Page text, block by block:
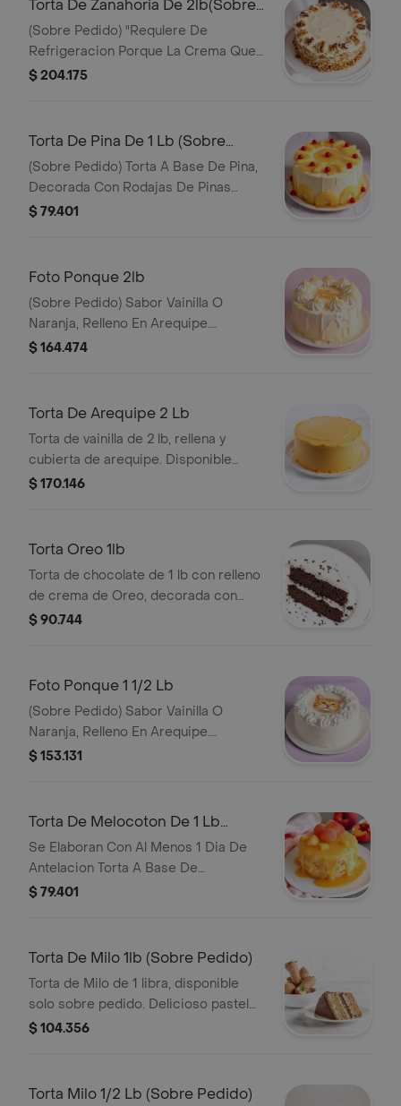
Torta De Zanahoria De 2lb(Sobre
Pedido)
(Sobre Pedido) "Requlere De
Refrigeracion Porque La Crema Que
Lleva Es A Base De Queso Crema"
Glaseado De Queso Crema Y Nueces
$ 204.175
Torta De Pina De 1 Lb (Sobre
Pedido)
(Sobre Pedido) Torta A Base De Pina,
Decorada Con Rodajas De Pinas
Caramelizadas Y Cerezas
$ 79.401
Foto Ponque 2lb
(Sobre Pedido) Sabor Vainilla O
Naranja, Relleno En Arequipe.
Cubierta En Crema Merengue Imagen
Imagen Que Nos Indiques Y Los
Colores De Crema Que Nos Indiques.
$ 164.474
Torta De Arequipe 2 Lb
Torta de vainilla de 2 lb, rellena y
cubierta de arequipe. Disponible
sobre pedido.
$ 170.146
Torta Oreo 1lb
Torta de chocolate de 1 lb con relleno
de crema de Oreo, decorada con
trozos de galleta.
$ 90.744
Foto Ponque 1 1/2 Lb
(Sobre Pedido) Sabor Vainilla O
Naranja, Relleno En Arequipe.
Cubierta En Crema Merengue Imagen
Imagen Que Nos Indiques Y Los
$ 153.131
Torta De Melocoton De 1 Lb
(Sobre Pedido)
Se Elaboran Con Al Menos 1 Dia De
Antelacion Torta A Base De
Melocoton, Trocitos De Melocoton,
$ 79.401
Torta De Milo 1lb (Sobre Pedido)
Torta de Milo de 1 libra, disponible
solo sobre pedido. Delicioso pastel
con capas de Milo y cobertura de
$ 104.356
Torta Milo 1/2 Lb (Sobre Pedido)